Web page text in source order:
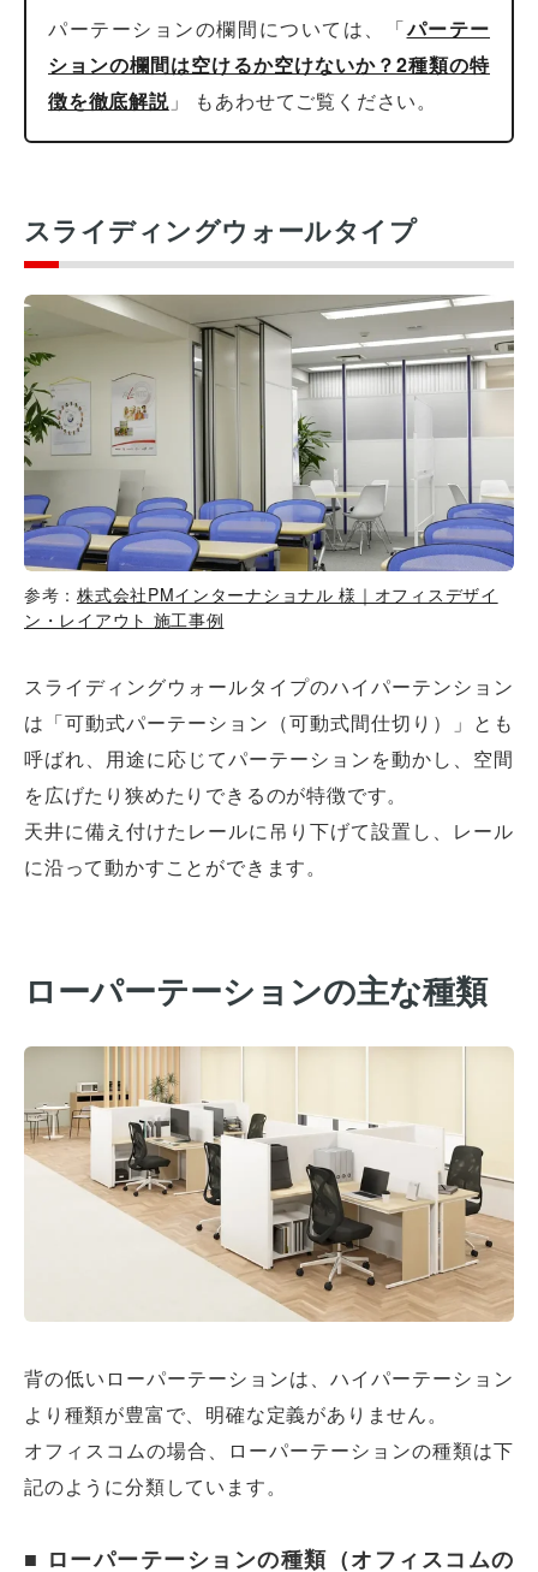
パーテーションの欄間については、「パーテー
ションの欄間は空けるか空けないか？2種類の特
徴を徹底解説」 もあわせてご覧ください。
スライディングウォールタイプ
参考：株式会社PMインターナショナル 様｜オフィスデザイ
ン・レイアウト 施工事例
スライディングウォールタイプのハイパーテンション
は「可動式パーテーション（可動式間仕切り）」とも
呼ばれ、用途に応じてパーテーションを動かし、空間
を広げたり狭めたりできるのが特徴です。
天井に備え付けたレールに吊り下げて設置し、レール
に沿って動かすことができます。
ローパーテーションの主な種類
背の低いローパーテーションは、ハイパーテーション
より種類が豊富で、明確な定義がありません。
オフィスコムの場合、ローパーテーションの種類は下
記のように分類しています。
■ ローパーテーションの種類（オフィスコムの
オフィスレイアウト、移転・納期
や
予算の相談、見積依頼など
お気軽にご相談ください！